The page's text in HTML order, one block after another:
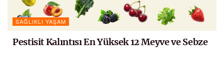
SAĞLIKLI YAŞAM
Pestisit Kalıntısı En Yüksek 12 Meyve ve Sebze